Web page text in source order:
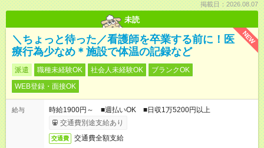
掲載日：2026.08.07
未読
NEW
＼ちょっと待った／看護師を卒業する前に！医
療行為少なめ＊施設で体温の記録など
派遣 職種未経験OK 社会人未経験OK
ブランクOK
WEB登録・面接OK
給与
時給1900円～ ■週払いOK ■日収1万5200円以上
交通費別途支給あり
交通費 交通費全額支給